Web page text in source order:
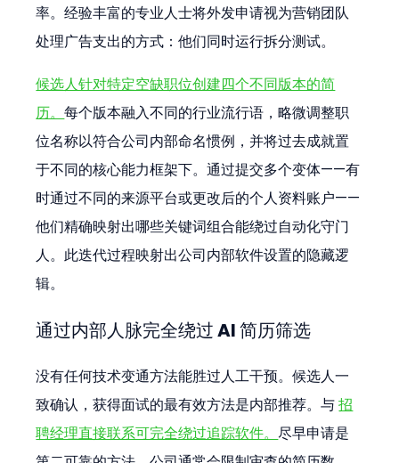
率。经验丰富的专业人士将外发申请视为营销团队
处理广告支出的方式：他们同时运行拆分测试。
候选人针对特定空缺职位创建四个不同版本的简
历。每个版本融入不同的行业流行语，略微调整职
位名称以符合公司内部命名惯例，并将过去成就置
于不同的核心能力框架下。通过提交多个变体——有
时通过不同的来源平台或更改后的个人资料账户——
他们精确映射出哪些关键词组合能绕过自动化守门
人。此迭代过程映射出公司内部软件设置的隐藏逻
辑。
通过内部人脉完全绕过 AI 简历筛选
没有任何技术变通方法能胜过人工干预。候选人一
致确认，获得面试的最有效方法是内部推荐。与 招
聘经理直接联系可完全绕过追踪软件。尽早申请是